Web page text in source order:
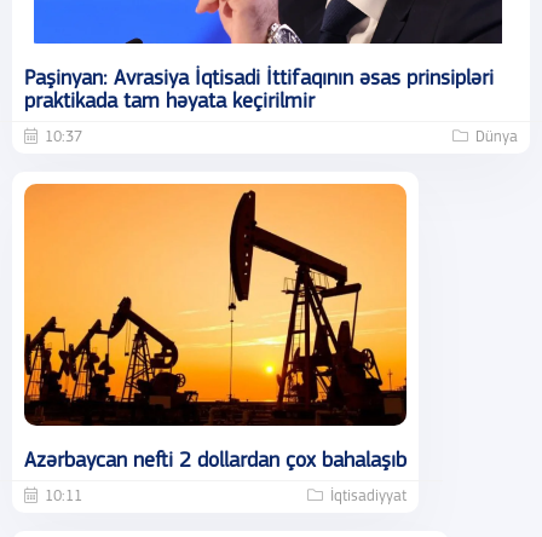
Paşinyan: Avrasiya İqtisadi İttifaqının əsas prinsipləri
praktikada tam həyata keçirilmir
10:37 Dünya
Azərbaycan nefti 2 dollardan çox bahalaşıb
10:11 İqtisadiyyat